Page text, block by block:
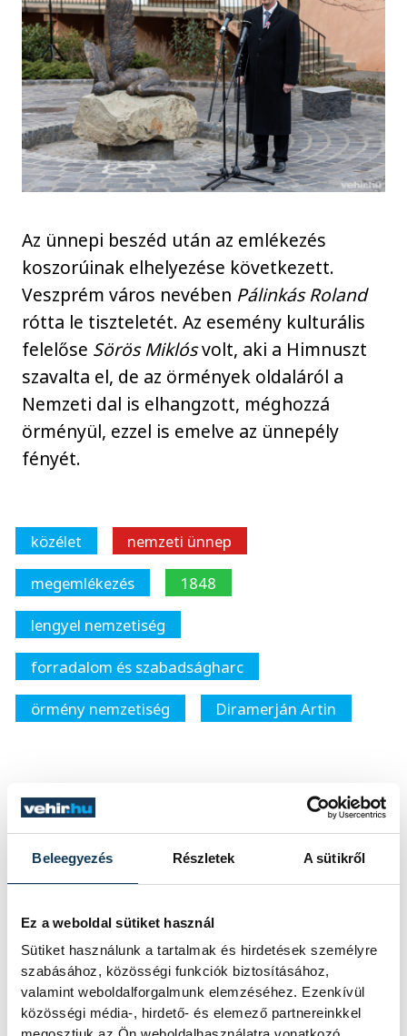
Beleegyezés Részletek A sütikről
Ez a weboldal sütiket használ
Sütiket használunk a tartalmak és hirdetések személyre
szabásához, közösségi funkciók biztosításához,
valamint weboldalforgalmunk elemzéséhez. Ezenkívül
közösségi média-, hirdető- és elemező partnereinkkel
Az ünnepi beszéd után az emlékezés
koszorúinak elhelyezése következett.
Veszprém város nevében Pálinkás Roland
rótta le tiszteletét. Az esemény kulturális
felelőse Sörös Miklósvolt, aki a Himnuszt
szavalta el, de az örmények oldaláról a
Nemzeti dal is elhangzott, méghozzá
örményül, ezzel is emelve az ünnepély
fényét.
közélet
nemzeti ünnep
megemlékezés
1848
lengyel nemzetiség
forradalom és szabadságharc
örmény nemzetiség
Diramerján Artin
FOTÓS
Szalai